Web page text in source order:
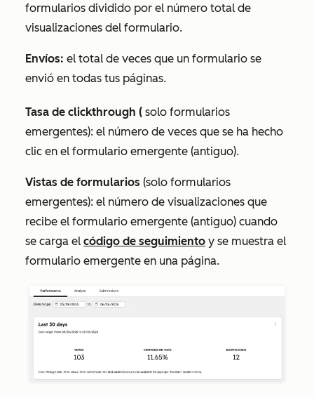
formularios dividido por el número total de
visualizaciones del formulario.
Envíos: el total de veces que un formulario se
envió en todas tus páginas.
Tasa de clickthrough ( solo formularios
emergentes): el número de veces que se ha hecho
clic en el formulario emergente (antiguo).
Vistas de formularios (solo formularios
emergentes): el número de visualizaciones que
recibe el formulario emergente (antiguo) cuando
se carga el código de seguimiento y se muestra el
formulario emergente en una página.